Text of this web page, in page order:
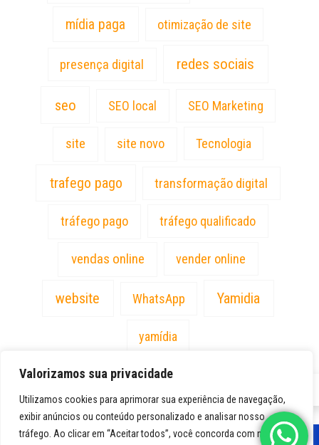
Valorizamos sua privacidade
Utilizamos cookies para aprimorar sua experiência de navegação,
exibir anúncios ou conteúdo personalizado e analisar nosso
tráfego. Ao clicar em “Aceitar todos”, você concorda com nosso
mídia paga otimização de site
presença digital redes sociais
seo SEO local SEO Marketing
site site novo Tecnologia
trafego pago transformação digital
tráfego pago tráfego qualificado
vendas online vender online
website WhatsApp Yamidia
yamídia